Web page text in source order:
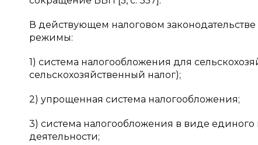
В действующем налоговом
режимы:
1) система налогообложения для
сельскохозяйственный налог);
2) упрощенная система налогообложения;
3) система налогообложения в виде
деятельности;